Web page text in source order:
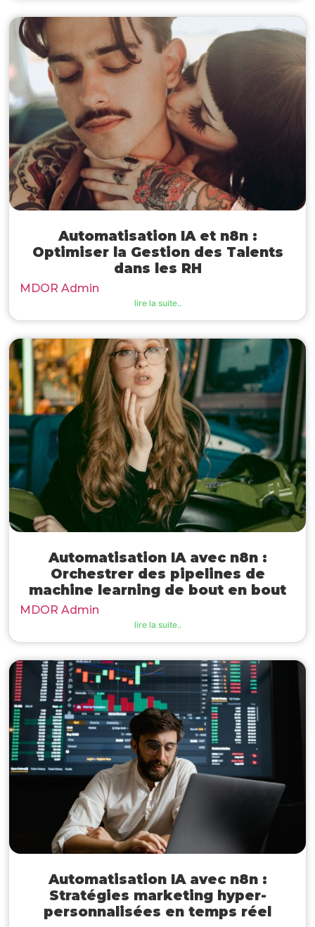
Automatisation IA et n8n :
Optimiser la Gestion des Talents
dans les RH
MDOR Admin
lire la suite..
Automatisation IA avec n8n :
Orchestrer des pipelines de
machine learning de bout en bout
MDOR Admin
lire la suite..
Automatisation IA avec n8n :
Stratégies marketing hyper-
personnalisées en temps réel